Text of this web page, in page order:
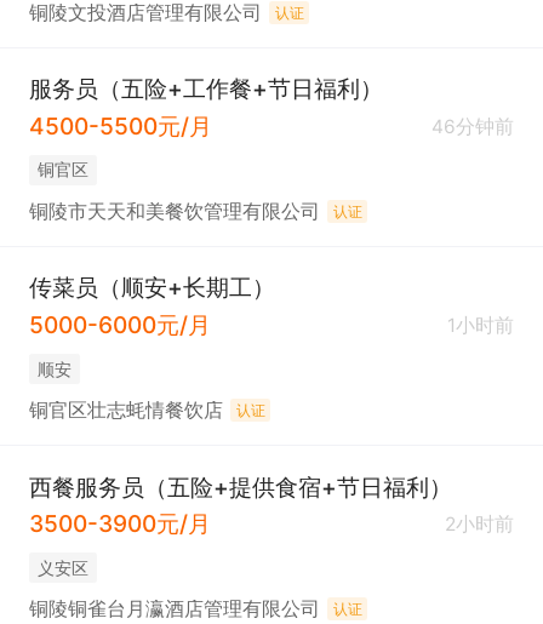
铜陵文投酒店管理有限公司 认证
服务员（五险+工作餐+节日福利）
4500-5500元/月
46分钟前
铜官区
铜陵市天天和美餐饮管理有限公司 认证
传菜员（顺安+长期工）
5000-6000元/月
1小时前
顺安
铜官区壮志蚝情餐饮店 认证
西餐服务员（五险+提供食宿+节日福利）
3500-3900元/月
2小时前
义安区
铜陵铜雀台月瀛酒店管理有限公司 认证